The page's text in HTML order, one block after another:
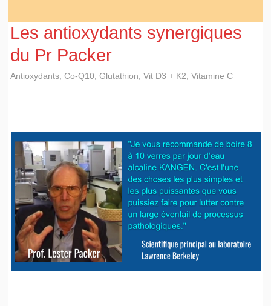
Les antioxydants synergiques
du Pr Packer
Antioxydants ,Co-Q10 ,Glutathion ,Vit D3 + K2 ,Vitamine C